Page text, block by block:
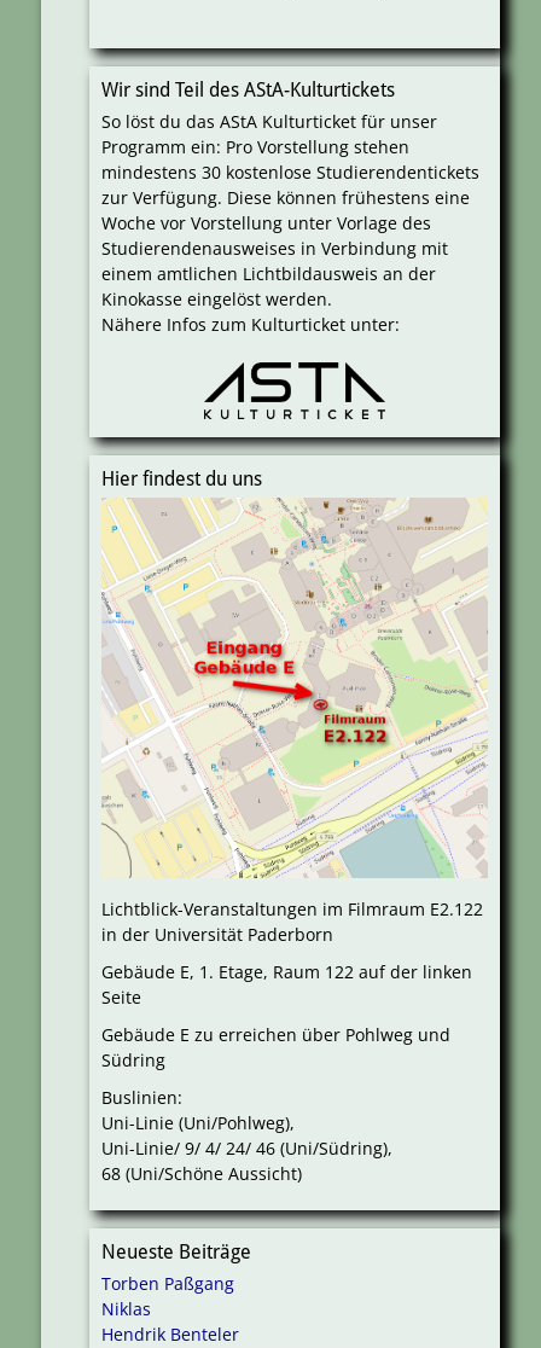
Wir sind Teil des AStA-Kulturtickets
So löst du das AStA Kulturticket für unser
Programm ein: Pro Vorstellung stehen
mindestens 30 kostenlose Studierendentickets
zur Verfügung. Diese können frühestens eine
Woche vor Vorstellung unter Vorlage des
Studierendenausweises in Verbindung mit
einem amtlichen Lichtbildausweis an der
Kinokasse eingelöst werden.
Nähere Infos zum Kulturticket unter:
Hier findest du uns
Lichtblick-Veranstaltungen im Filmraum E2.122
in der Universität Paderborn
Gebäude E, 1. Etage, Raum 122 auf der linken
Seite
Gebäude E zu erreichen über Pohlweg und
Südring
Buslinien:
Uni-Linie (Uni/Pohlweg),
Uni-Linie/ 9/ 4/ 24/ 46 (Uni/Südring),
68 (Uni/Schöne Aussicht)
Neueste Beiträge
Torben Paßgang
Niklas
Hendrik Benteler